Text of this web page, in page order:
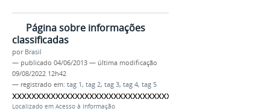
Página sobre informações
classificadas
por Brasil
— publicado 04/06/2013 — última modificação
09/08/2022 12h42
— registrado em: tag 1, tag 2, tag 3, tag 4, tag 5
xxxxxxxxxxxxxxxxxxxxxxxxxxxxxxxxxxxx
Localizado em Acesso à Informação